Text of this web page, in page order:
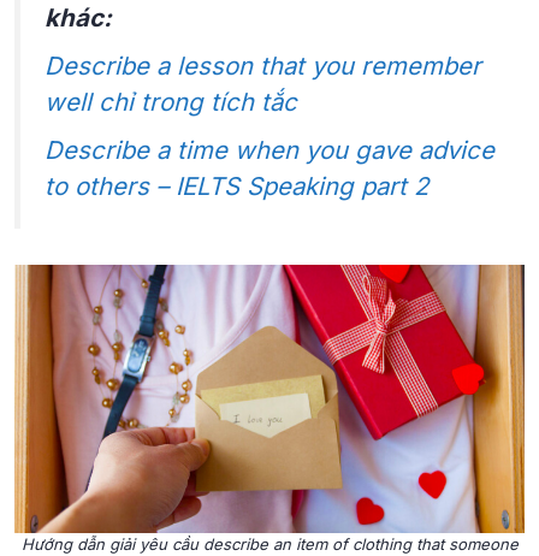
khác:
Describe a lesson that you remember
well chỉ trong tích tắc
Describe a time when you gave advice
to others – IELTS Speaking part 2
Hướng dẫn giải yêu cầu describe an item of clothing that someone